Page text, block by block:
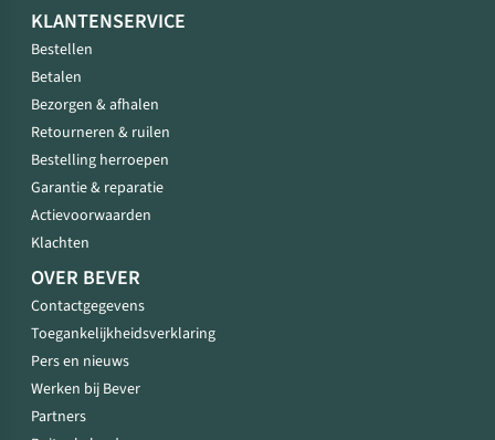
KLANTENSERVICE
Bestellen
Betalen
Bezorgen & afhalen
Retourneren & ruilen
Bestelling herroepen
Garantie & reparatie
Actievoorwaarden
Klachten
OVER BEVER
Contactgegevens
Toegankelijkheidsverklaring
Pers en nieuws
Werken bij Bever
Partners